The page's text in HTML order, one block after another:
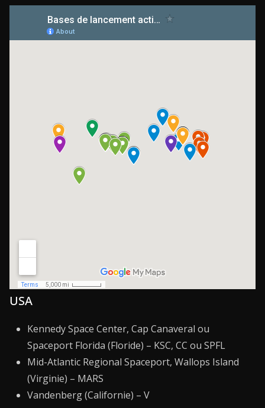
USA
Kennedy Space Center, Cap Canaveral ou
Spaceport Florida (Floride) – KSC, CC ou SPFL
Mid-Atlantic Regional Spaceport, Wallops Island
(Virginie) – MARS
Vandenberg (Californie) – V